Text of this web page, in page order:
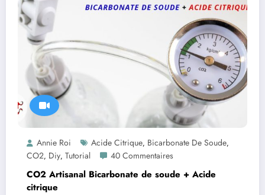
Annie Roi Acide Citrique, Bicarbonate De Soude,
CO2, Diy, Tutorial 40 Commentaires
CO2 Artisanal Bicarbonate de soude + Acide
citrique